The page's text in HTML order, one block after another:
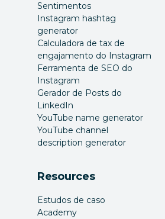
Sentimentos
Instagram hashtag
generator
Calculadora de tax de
engajamento do Instagram
Ferramenta de SEO do
Instagram
Gerador de Posts do
LinkedIn
YouTube name generator
YouTube channel
description generator
Resources
Estudos de caso
Academy